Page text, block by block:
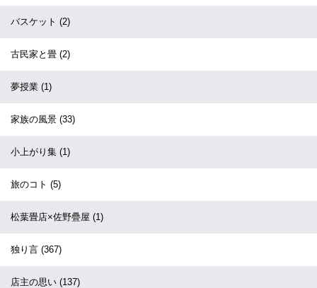
バスケット (2)
古民家と畳 (2)
夢授業 (1)
家族の風景 (33)
小上がり集 (1)
旅のコト (5)
松葉畳店×佐野疊屋 (1)
独り言 (367)
店主の思い (137)